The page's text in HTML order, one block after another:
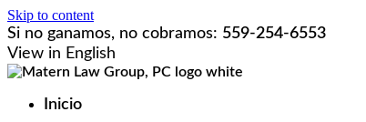
Skip to content
Si no ganamos, no cobramos: 559-254-6553
View in English
Inicio